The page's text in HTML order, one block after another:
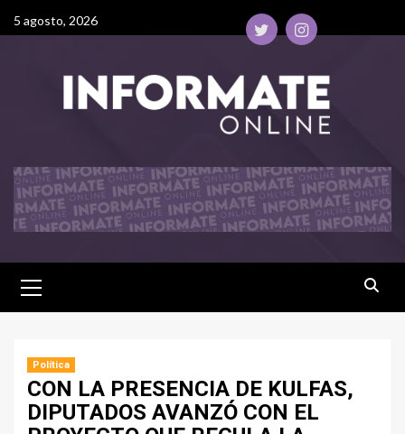
5 agosto, 2026
Política
CON LA PRESENCIA DE KULFAS,
DIPUTADOS AVANZÓ CON EL